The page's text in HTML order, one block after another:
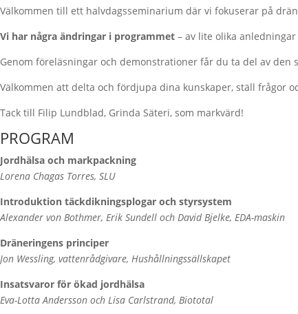
Välkommen till ett halvdagsseminarium där vi fokuserar på
Vi har några ändringar i programmet – av lite olika
Genom föreläsningar och demonstrationer får du ta del av
Välkommen att delta och fördjupa dina kunskaper, ställ frågor
Tack till Filip Lundblad, Grinda Säteri, som markvärd!
PROGRAM
Jordhälsa och markpackning
Lorena Chagas Torres, SLU
Introduktion täckdikningsplogar och styrsystem
Alexander von Bothmer, Erik Sundell och David Bjelke, EDA-maskin
Dräneringens principer
Jon Wessling, vattenrådgivare, Hushållningssällskapet
Insatsvaror för ökad jordhälsa
Eva-Lotta Andersson och Lisa Carlstrand, Biototal